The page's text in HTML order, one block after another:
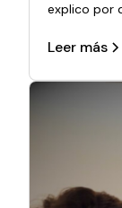
explico por
Leer más